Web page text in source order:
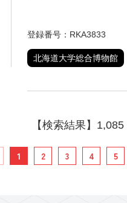
登録番号：RKA3833
北海道大学総合博物館
【検索結果】
1 2 3 4 5